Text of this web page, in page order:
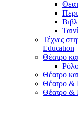
Τέχνες
Education
Θέατρο
Θέατρο
Θέατρο &
Θέατρο &